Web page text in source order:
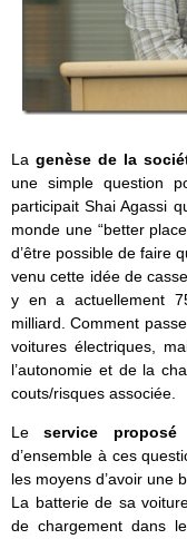
La genèse de la
une simple question
participait Shai Agassi
monde une “better
d’être possible de faire
venu cette idée de
y en a actuellement
milliard. Comment
voitures électriques,
l’autonomie et de la
couts/risques associée.
Leservice proposé
d’ensemble à ces
les moyens d’avoir une
La batterie de sa
de chargement dans